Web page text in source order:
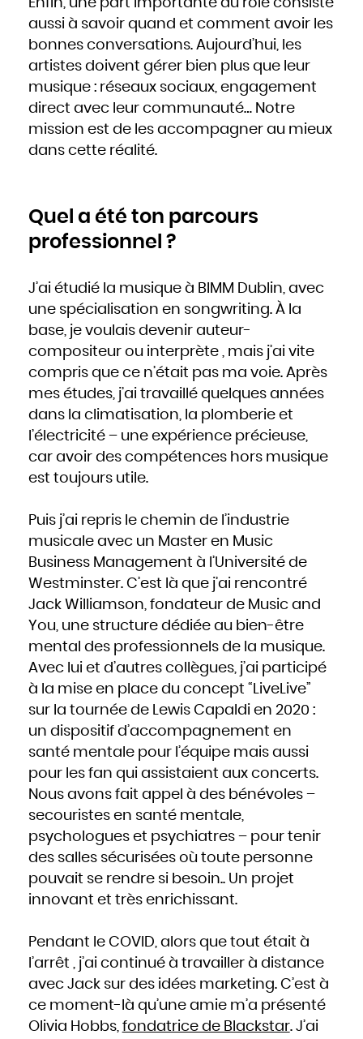
Enfin, une part importante du rôle consiste
aussi à savoir quand et comment avoir les
bonnes conversations. Aujourd’hui, les
artistes doivent gérer bien plus que leur
musique : réseaux sociaux, engagement
direct avec leur communauté… Notre
mission est de les accompagner au mieux
dans cette réalité.
Quel a été ton parcours
professionnel ?
J’ai étudié la musique à BIMM Dublin, avec
une spécialisation en songwriting. À la
base, je voulais devenir auteur-
compositeur ou interprète , mais j’ai vite
compris que ce n’était pas ma voie. Après
mes études, j’ai travaillé quelques années
dans la climatisation, la plomberie et
l’électricité – une expérience précieuse,
car avoir des compétences hors musique
est toujours utile.
Puis j’ai repris le chemin de l’industrie
musicale avec un Master en Music
Business Management à l’Université de
Westminster. C’est là que j’ai rencontré
Jack Williamson, fondateur de Music and
You, une structure dédiée au bien-être
mental des professionnels de la musique.
Avec lui et d’autres collègues, j’ai participé
à la mise en place du concept “LiveLive”
sur la tournée de Lewis Capaldi en 2020 :
un dispositif d’accompagnement en
santé mentale pour l’équipe mais aussi
pour les fan qui assistaient aux concerts.
Nous avons fait appel à des bénévoles –
secouristes en santé mentale,
psychologues et psychiatres – pour tenir
des salles sécurisées où toute personne
pouvait se rendre si besoin.. Un projet
innovant et très enrichissant.
Pendant le COVID, alors que tout était à
l’arrêt , j’ai continué à travailler à distance
avec Jack sur des idées marketing. C’est à
ce moment-là qu’une amie m’a présenté
Olivia Hobbs, fondatrice de Blackstar. J’ai